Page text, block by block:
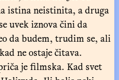
istina neistinita, a druga
uvek iznova čini da
da budem, trudim se, ali
ne ostaje čitava.
je filmska. Kad svet